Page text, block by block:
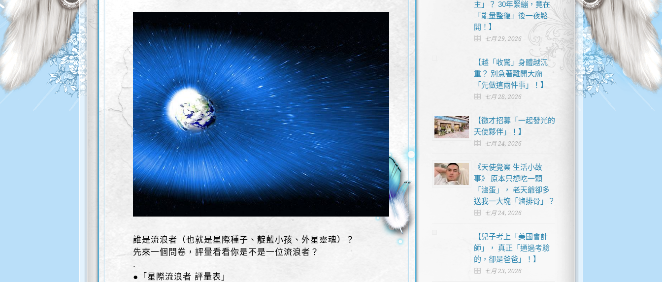
誰是流浪者（也就是星際種子、靛藍小孩、外星靈魂）？
先來一個問卷，評量看看你是不是一位流浪者？
.
●「星際流浪者 評量表」
主」？ 30年緊繃，竟在
「能量整復」後一夜鬆
開！】
七月 29, 2026
【越「收驚」身體越沉
重？ 別急著離開大廟
「先做這兩件事」！】
七月 28, 2026
【徵才招募「一起發光的
天使夥伴」！】
七月 24, 2026
《天使覺察 生活小故
事》 原本只想吃一顆
「滷蛋」， 老天爺卻多
送我一大塊「滷排骨」？
七月 24, 2026
【兒子考上「美國會計
師」， 真正「通過考驗
的，卻是爸爸」！】
七月 23, 2026